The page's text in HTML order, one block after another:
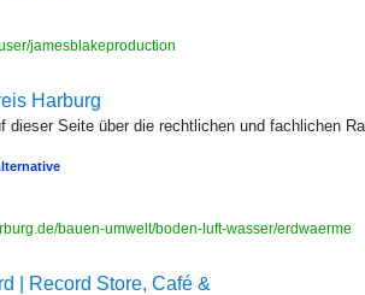
jamesblakeproduction
Harburg
dieser Seite über die rechtlichen und fachlichen
bauen-umwelt/boden-luft-wasser/erdwaerme
| Record Store, Café &